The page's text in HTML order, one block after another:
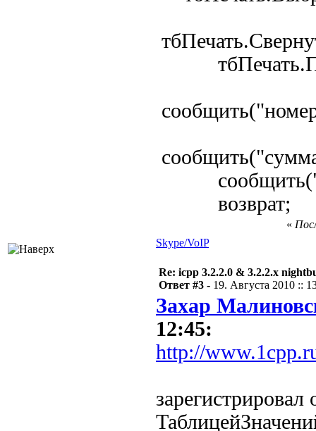
возврат;
«
Skype/VoIP
Re: icpp 3.2.2.0 & 3.2.2.x
Ответ #3 - 19. Августа 2010 ::
Захар
12:45:
http://